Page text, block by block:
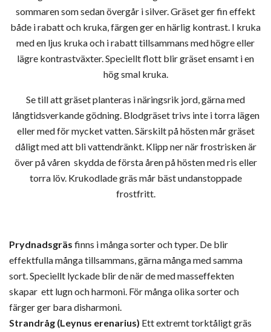
sommaren som sedan övergår i silver. Gräset ger fin effekt
både i rabatt och kruka, färgen ger en härlig kontrast. I kruka
med en ljus kruka och i rabatt tillsammans med högre eller
lägre kontrastväxter. Speciellt flott blir gräset ensamt i en
hög smal kruka.
Se till att gräset planteras i näringsrik jord, gärna med
långtidsverkande gödning. Blodgräset trivs inte i torra lägen
eller med för mycket vatten. Särskilt på hösten mår gräset
dåligt med att bli vattendränkt. Klipp ner när frostrisken är
över på våren skydda de första åren på hösten med ris eller
torra löv. Krukodlade gräs mår bäst undanstoppade
frostfritt.
Prydnadsgräs finns i många sorter och typer. De blir
effektfulla många tillsammans, gärna många med samma
sort. Speciellt lyckade blir de när de med masseffekten
skapar ett lugn och harmoni. För många olika sorter och
färger ger bara disharmoni.
Strandråg (Leynus erenarius) Ett extremt torktåligt gräs